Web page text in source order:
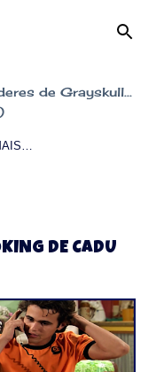
de Grayskull...
DE CADU